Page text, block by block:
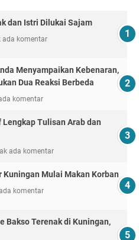
dan Istri Dilukai Sajam
ada komentar
Menyampaikan Kebenaran,
Dua Reaksi Berbeda
komentar
Tulisan Arab dan
ada komentar
Mulai Makan Korban
komentar
Bakso Terenak di Kuningan,